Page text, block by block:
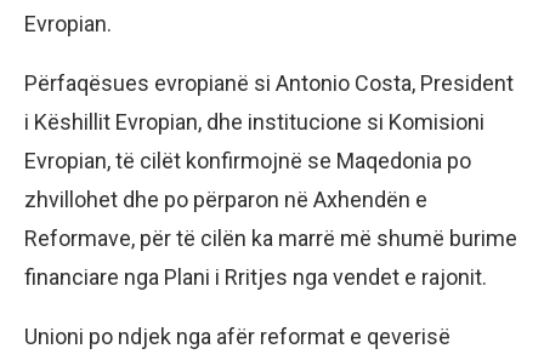
Evropian.
Përfaqësues evropianë si Antonio Costa, President
i Këshillit Evropian, dhe institucione si Komisioni
Evropian, të cilët konfirmojnë se Maqedonia po
zhvillohet dhe po përparon në Axhendën e
Reformave, për të cilën ka marrë më shumë burime
financiare nga Plani i Rritjes nga vendet e rajonit.
Unioni po ndjek nga afër reformat e qeverisë